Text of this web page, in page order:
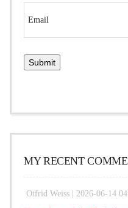
MY RECENT
Otfrid Weiss | 2026-06-14